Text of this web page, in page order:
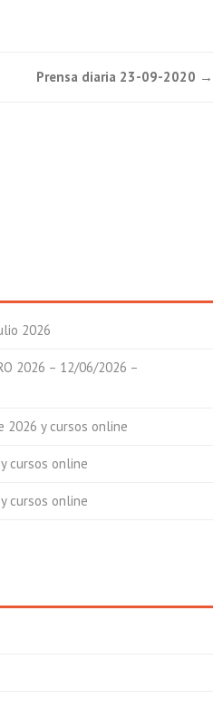
Prensa diaria 23-09-2020 →
2026
2026 – 12/06/2026 –
2026 y cursos online
cursos online
cursos online